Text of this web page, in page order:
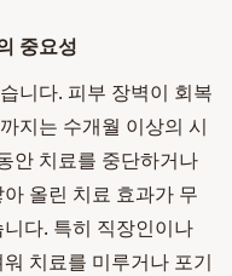
중요성
니다. 피부 장벽이 회복
지는 수개월 이상의 시
안 치료를 중단하거나
올린 치료 효과가 무
다. 특히 직장인이나
치료를 미루거나 포기